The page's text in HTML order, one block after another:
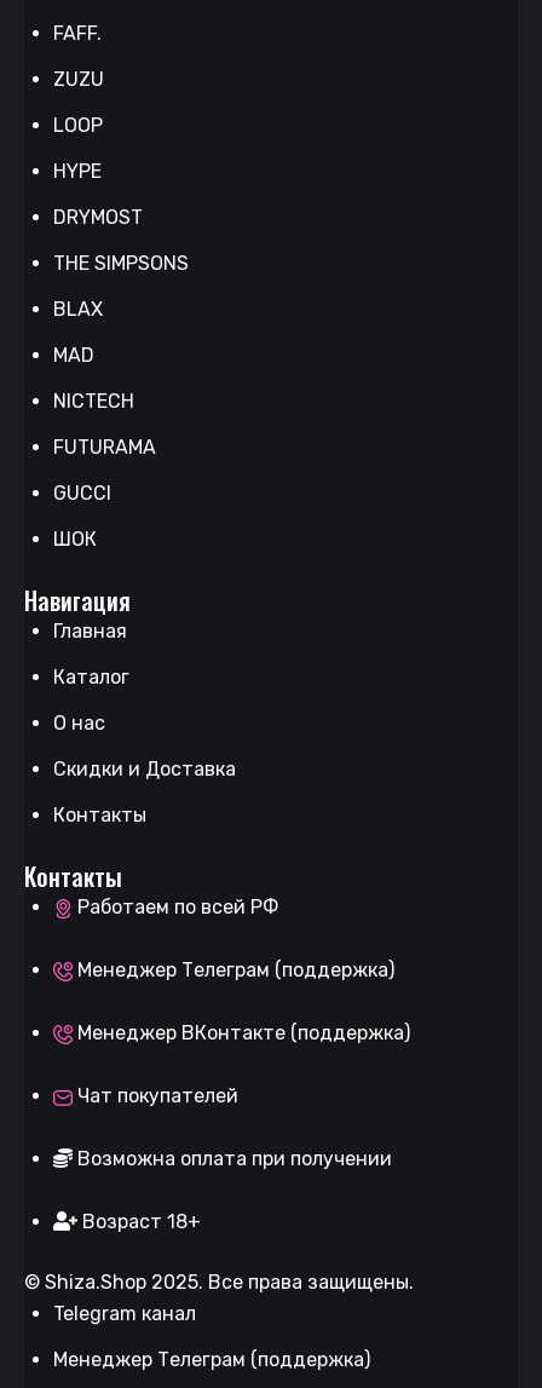
FAFF.
ZUZU
LOOP
HYPE
DRYMOST
THE SIMPSONS
BLAX
MAD
NICTECH
FUTURAMA
GUCCI
ШОК
Навигация
Главная
Каталог
О нас
Скидки и Доставка
Контакты
Контакты
Работаем по всей РФ
Менеджер Телеграм (поддержка)
Менеджер ВКонтакте (поддержка)
Чат покупателей
Возможна оплата при получении
Возраст 18+
© Shiza.Shop 2025. Все права защищены.
Telegram канал
Менеджер Телеграм (поддержка)